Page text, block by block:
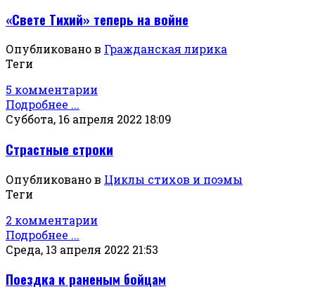
«Свете Тихий» теперь на войне
Опубликовано в Гражданская лирика
Теги
5 комментарии
Подробнее ...
Суббота, 16 апреля 2022 18:09
Страстные строки
Опубликовано в Циклы стихов и поэмы
Теги
2 комментарии
Подробнее ...
Среда, 13 апреля 2022 21:53
Поездка к раненым бойцам